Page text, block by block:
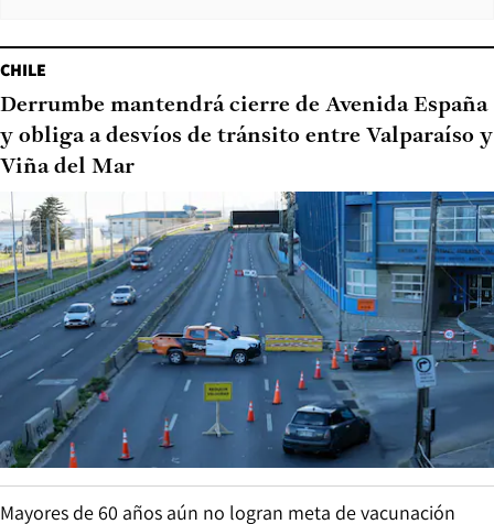
CHILE
Derrumbe mantendrá cierre de Avenida España
y obliga a desvíos de tránsito entre Valparaíso y
Viña del Mar
Mayores de 60 años aún no logran meta de vacunación